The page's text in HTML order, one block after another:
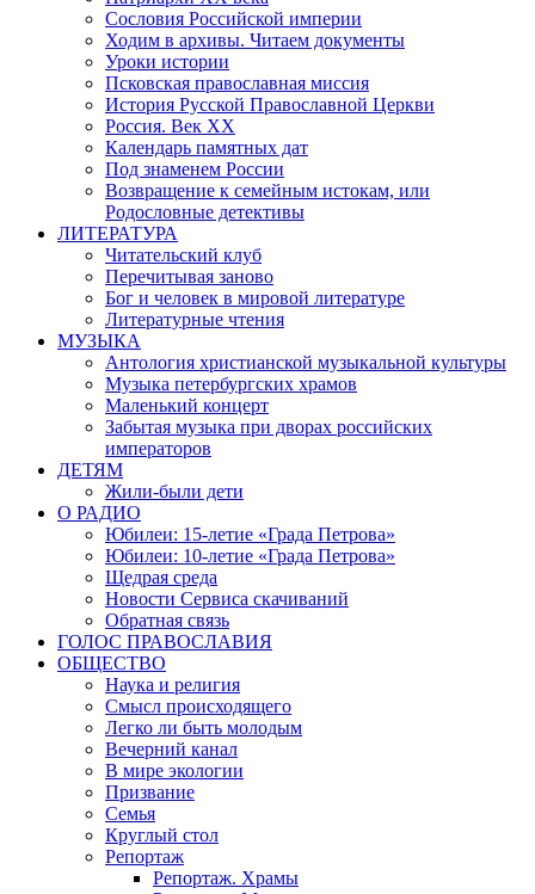
Сословия Российской империи
Ходим в архивы. Читаем документы
Уроки истории
Псковская православная миссия
История Русской Православной Церкви
Россия. Век ХХ
Календарь памятных дат
Под знаменем России
Возвращение к семейным истокам, или
Родословные детективы
ЛИТЕРАТУРА
Читательский клуб
Перечитывая заново
Бог и человек в мировой литературе
Литературные чтения
МУЗЫКА
Антология христианской музыкальной культуры
Музыка петербургских храмов
Маленький концерт
Забытая музыка при дворах российских
императоров
ДЕТЯМ
Жили-были дети
О РАДИО
Юбилеи: 15-летие «Града Петрова»
Юбилеи: 10-летие «Града Петрова»
Щедрая среда
Новости Сервиса скачиваний
Обратная связь
ГОЛОС ПРАВОСЛАВИЯ
ОБЩЕСТВО
Наука и религия
Смысл происходящего
Легко ли быть молодым
Вечерний канал
В мире экологии
Призвание
Семья
Круглый стол
Репортаж
Репортаж. Храмы